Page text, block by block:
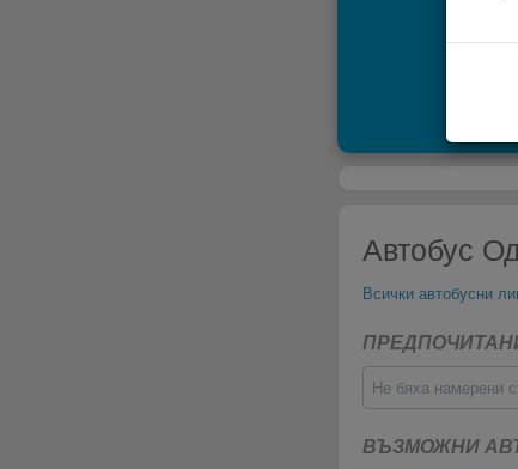
Автобус
Всички автобусни
Не бяха намерени
ВЪЗМОЖНИ